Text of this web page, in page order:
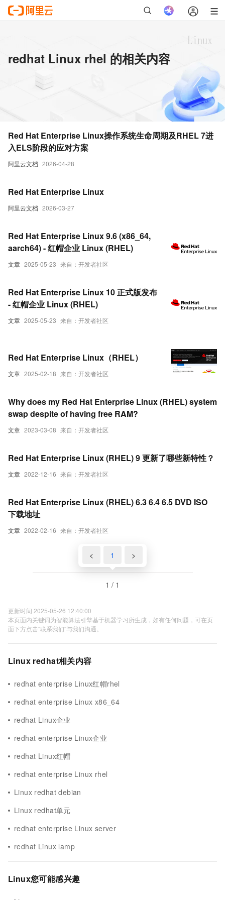
redhat Linux rhel 的相关内容
阿里云文档 2026-04-28
Red Hat Enterprise Linux操作系统生命周期及RHEL 7进
入ELS阶段的应对方案
阿里云文档 2026-03-27
Red Hat Enterprise Linux
文章 2025-05-23 来自：开发者社区
Red Hat Enterprise Linux 9.6 (x86_64,
aarch64) - 红帽企业 Linux (RHEL)
文章 2025-05-23 来自：开发者社区
Red Hat Enterprise Linux 10 正式版发布
- 红帽企业 Linux (RHEL)
文章 2025-02-18 来自：开发者社区
Red Hat Enterprise Linux（RHEL）
文章 2023-03-08 来自：开发者社区
Why does my Red Hat Enterprise Linux (RHEL) system
swap despite of having free RAM?
文章 2022-12-16 来自：开发者社区
Red Hat Enterprise Linux (RHEL) 9 更新了哪些新特性？
文章 2022-02-16 来自：开发者社区
Red Hat Enterprise Linux (RHEL) 6.3 6.4 6.5 DVD ISO
下载地址
< 1 >
1 / 1
更新时间 2025-05-26 12:40:00
本页面内关键词为智能算法引擎基于机器学习所生成，如有任何问题，可在页
面下方点击"联系我们"与我们沟通。
Linux redhat相关内容
redhat enterprise Linux红帽rhel
redhat enterprise Linux x86_64
redhat Linux企业
redhat enterprise Linux企业
redhat Linux红帽
redhat enterprise Linux rhel
Linux redhat debian
Linux redhat单元
redhat enterprise Linux server
redhat Linux lamp
Linux您可能感兴趣